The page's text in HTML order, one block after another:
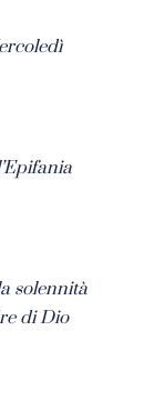
solennità
di Dio